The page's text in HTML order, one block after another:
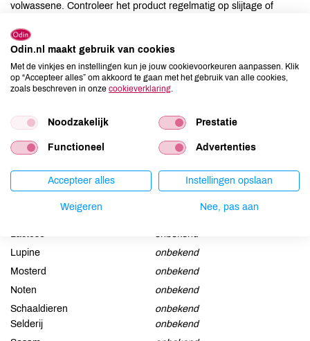
volwassene. Controleer het product regelmatig op slijtage of
Pop Walvis Katoen Sekem gebruik je om je baby of peuter te
gebruiksaanwijzing.
Allergenen
Aardnoten
onbekend
Lactose
onbekend
Lupine
onbekend
Mosterd
onbekend
Noten
onbekend
Schaaldieren
onbekend
Selderij
onbekend
Odin.nl maakt gebruik van cookies
Met de vinkjes en instellingen kun je jouw cookievoorkeuren aanpassen. Klik
op “Accepteer alles” om akkoord te gaan met het gebruik van alle cookies,
zoals beschreven in onze cookieverklaring
Noodzakelijk Prestatie
Functioneel Advertenties
Accepteer alles Instellingen opslaan
Weigeren Nee, pas aan